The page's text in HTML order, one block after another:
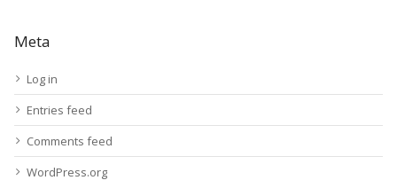
Meta
Log in
Entries feed
Comments feed
WordPress.org